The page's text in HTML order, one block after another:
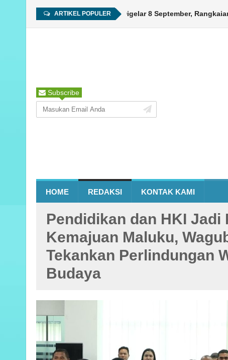
ARTIKEL POPULER
HUT ke-450 Ambon Digelar 8 September, Rangkaian
Subscribe
HOME REDAKSI KONTAK KAMI
Pendidikan dan HKI Jadi
Kemajuan Maluku,
Tekankan Perlindungan
Budaya